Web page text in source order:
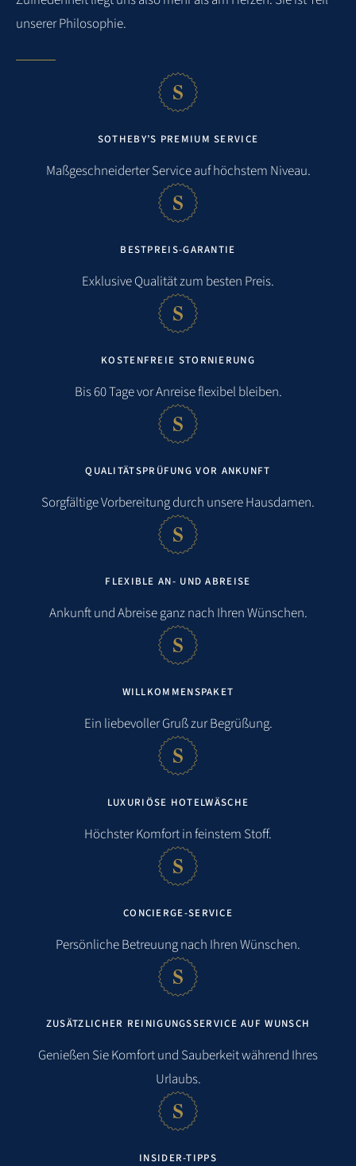
Entfernungen
0,3 km
Einkaufsmöglichkeit:
1,1 km
unserer Philosophie.
SOTHEBY’S PREMIUM SERVICE
Maßgeschneiderter Service auf höchstem Niveau.
BESTPREIS-GARANTIE
Exklusive Qualität zum besten Preis.
KOSTENFREIE STORNIERUNG
Bis 60 Tage vor Anreise flexibel bleiben.
QUALITÄTSPRÜFUNG VOR ANKUNFT
Sorgfältige Vorbereitung durch unsere Hausdamen.
FLEXIBLE AN- UND ABREISE
Ankunft und Abreise ganz nach Ihren Wünschen.
WILLKOMMENSPAKET
Ein liebevoller Gruß zur Begrüßung.
LUXURIÖSE HOTELWÄSCHE
Höchster Komfort in feinstem Stoff.
CONCIERGE-SERVICE
Persönliche Betreuung nach Ihren Wünschen.
ZUSÄTZLICHER REINIGUNGSSERVICE AUF WUNSCH
Genießen Sie Komfort und Sauberkeit während Ihres
Urlaubs.
INSIDER-TIPPS